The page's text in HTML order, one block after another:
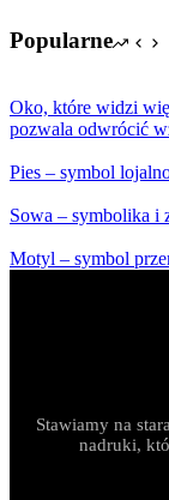
Popularne
Oko, które widzi
pozwala odwrócić
Pies – symbol
Sowa – symbolika i
Motyl – symbol
Stawiamy na
nadruki,